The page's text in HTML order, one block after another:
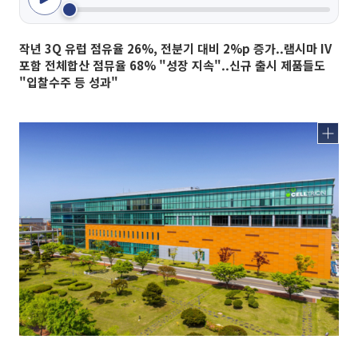
작년 3Q 유럽 점유율 26%, 전분기 대비 2%p 증가..램시마 IV
포함 전체합산 점뮤율 68% "성장 지속"..신규 출시 제품들도
"입찰수주 등 성과"